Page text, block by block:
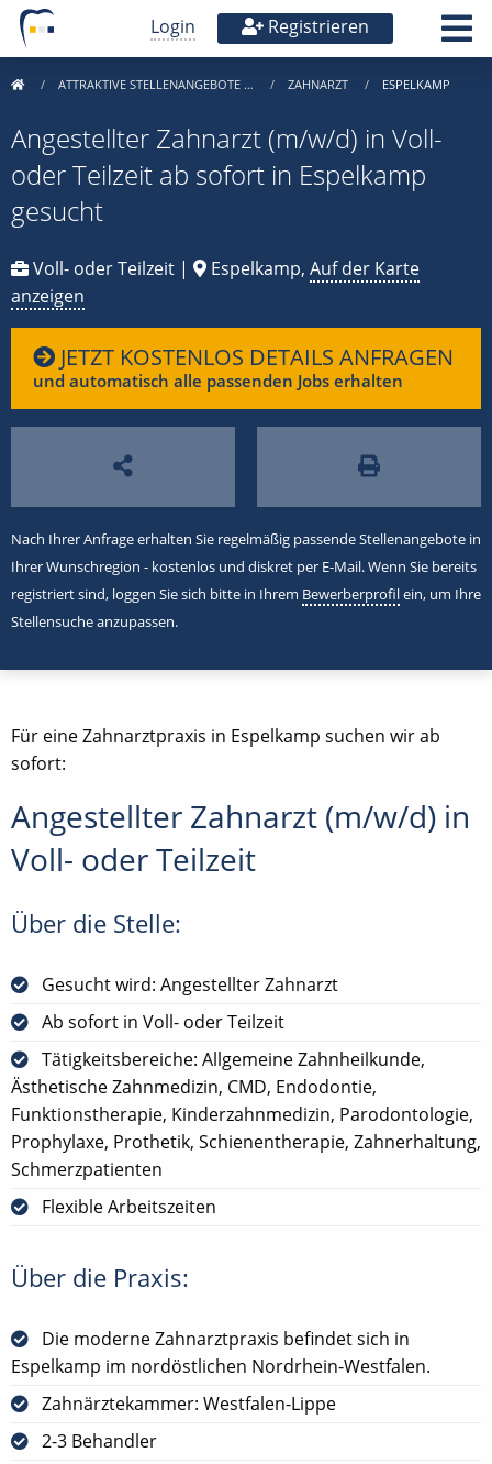
Login Registrieren
ATTRAKTIVE STELLENANGEBOTE … ZAHNARZT ESPELKAMP
Angestellter Zahnarzt (m/w/d) in Voll-
oder Teilzeit ab sofort in Espelkamp
gesucht
Voll- oder Teilzeit | Espelkamp, Auf der Karte
anzeigen
JETZT KOSTENLOS DETAILS ANFRAGEN
und automatisch alle passenden Jobs erhalten
Nach Ihrer Anfrage erhalten Sie regelmäßig passende Stellenangebote in
Ihrer Wunschregion - kostenlos und diskret per E-Mail. Wenn Sie bereits
registriert sind, loggen Sie sich bitte in Ihrem Bewerberprofilein, um Ihre
Stellensuche anzupassen.
Für eine Zahnarztpraxis in Espelkamp suchen wir ab
sofort:
Angestellter Zahnarzt (m/w/d) in
Voll- oder Teilzeit
Über die Stelle:
Gesucht wird: Angestellter Zahnarzt
Ab sofort in Voll- oder Teilzeit
Tätigkeitsbereiche: Allgemeine Zahnheilkunde,
Ästhetische Zahnmedizin, CMD, Endodontie,
Funktionstherapie, Kinderzahnmedizin, Parodontologie,
Prophylaxe, Prothetik, Schienentherapie, Zahnerhaltung,
Schmerzpatienten
Flexible Arbeitszeiten
Über die Praxis:
Die moderne Zahnarztpraxis befindet sich in
Espelkamp im nordöstlichen Nordrhein-Westfalen.
Zahnärztekammer: Westfalen-Lippe
2-3 Behandler